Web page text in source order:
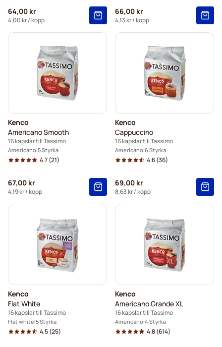
64,00 kr
4,00 kr/ kopp
66,00 kr
4,13 kr/ kopp
Kenco
Americano Smooth
16 kapslar till Tassimo
Americano 5 Styrka
4.7(21)
67,00 kr
4,19 kr/ kopp
Kenco
Cappuccino
16 kapslar till Tassimo
Americano 6 Styrka
4.6(36)
69,00 kr
8,63 kr/ kopp
Kenco
Flat White
16 kapslar till Tassimo
Flat white 5 Styrka
4.5(25)
Kenco
Americano Grande XL
16 kapslar till Tassimo
Americano 4 Styrka
4.8(614)